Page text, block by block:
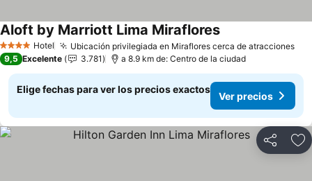
4 EstrellasHotel Ubicación privilegiada en Miraflores cerca de atracciones
Aloft by Marriott Lima Miraflores
9,5 Excelente 3.781 a 8.9 km de: Centro de la ciudad
Elige fechas para ver los precios exactos
Ver precios
Compartir